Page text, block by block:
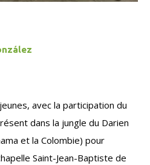
avec la participation du
dans la jungle du Darien
et la Colombie) pour
Saint-Jean-Baptiste de